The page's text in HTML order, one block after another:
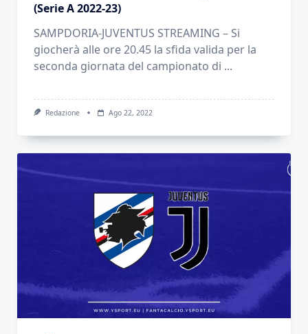
(Serie A 2022-23)
SAMPDORIA-JUVENTUS STREAMING – Si
giocherà alle ore 20.45 la sfida valida per la
seconda giornata del campionato di ...
Redazione Ago 22, 2022